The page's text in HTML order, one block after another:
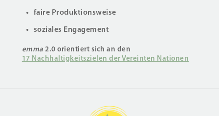
faire Produktionsweise
soziales Engagement
emma 2.0 orientiert sich an den
17 Nachhaltigkeitszielen der Vereinten Nationen